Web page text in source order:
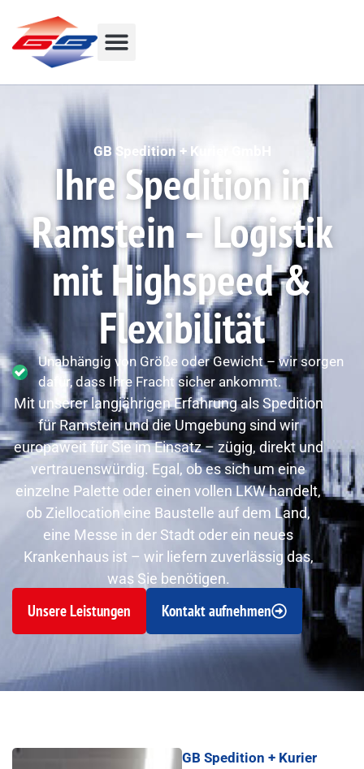
GB Spedition + Kurier GmbH
Ihre Spedition in
Ramstein – Logistik
mit Highspeed &
Flexibilität
Unabhängig von Größe oder Gewicht – wir sorgen
dafür, dass Ihre Fracht sicher ankommt.
Mit unserer langjährigen Erfahrung als Spedition
für Ramstein und die Umgebung sind wir
europaweit für Sie im Einsatz – zügig, direkt und
vertrauenswürdig. Egal, ob es sich um eine
einzelne Palette oder einen vollen LKW handelt,
ob Ziellocation eine Baustelle auf dem Land,
eine Messe in der Stadt oder ein neues
Krankenhaus ist – wir liefern zuverlässig das,
was Sie benötigen.
Unsere Leistungen Kontakt aufnehmen
GB Spedition + Kurier